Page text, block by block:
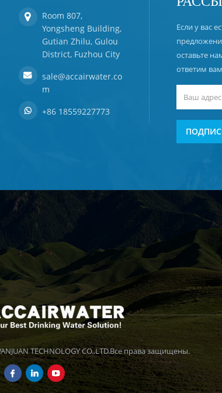
Room 807,
Yongsheng Building,
Gutian Zhilu, Gulou
District, Fuzhou City
sale@accairwater.co
m
+86 18559227773
Если у вас
оставьте
ответим
TECHNOLOGY CO.,LTD.Все права защищены.